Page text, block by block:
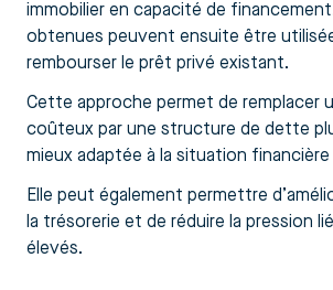
immobilier en capacité de
obtenues peuvent ensuite être
rembourser le prêt privé existant.
Cette approche permet de remplacer
coûteux par une structure de dette
mieux adaptée à la situation financière
Elle peut également permettre
la trésorerie et de réduire la pression
élevés.